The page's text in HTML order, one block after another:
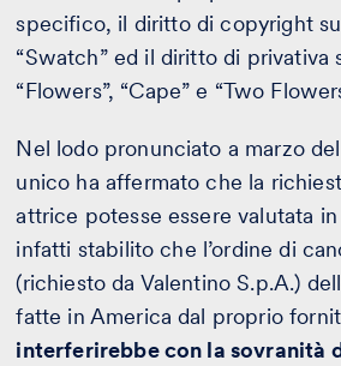
specifico, il diritto di copyright
“Swatch” ed il diritto di privativa
“Flowers”, “Cape” e “Two
Nel lodo pronunciato a marzo
unico ha affermato che la
attrice potesse essere valutata
infatti stabilito che l’ordine di
(richiesto da Valentino S.p.A.)
fatte in America dal proprio
interferirebbe con la sovranità